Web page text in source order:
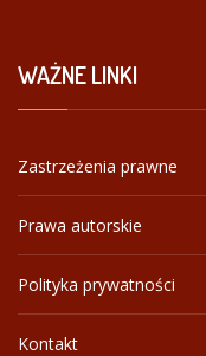
WAŻNELINKI
Zastrzeżenia prawne
Prawa autorskie
Polityka prywatności
Kontakt